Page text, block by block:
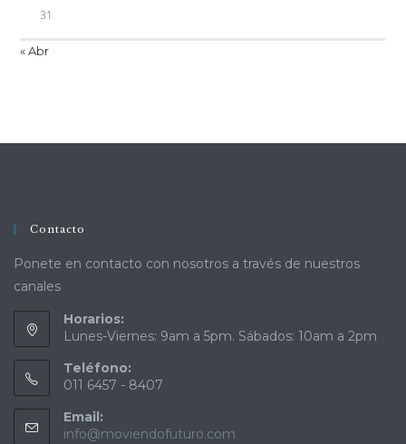
31
« Abr
Contacto
Ponete en contacto con nosotros a través de nuestros
canales
Horarios:
Lunes-Viernes: 9am a 5pm. Sábados: 10am a 2pm
Teléfono:
011 6457 - 8407
Email:
info@moviendofuturo.com